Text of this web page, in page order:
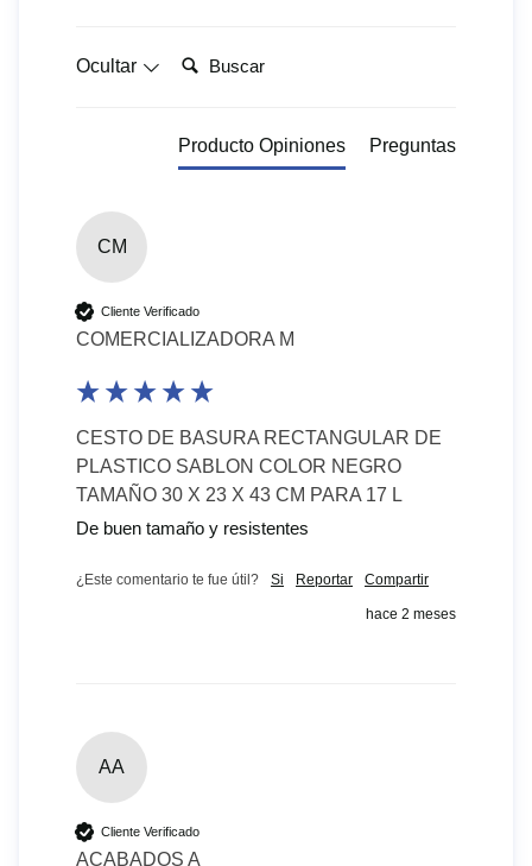
Ocultar Buscar:
Producto Opiniones Preguntas
CM
Cliente Verificado
COMERCIALIZADORA M
CESTO DE BASURA RECTANGULAR DE
PLASTICO SABLON COLOR NEGRO
TAMAÑO 30 X 23 X 43 CM PARA 17 L
De buen tamaño y resistentes
¿Este comentario te fue útil? Si Reportar Compartir
hace 2 meses
AA
Cliente Verificado
ACABADOS A